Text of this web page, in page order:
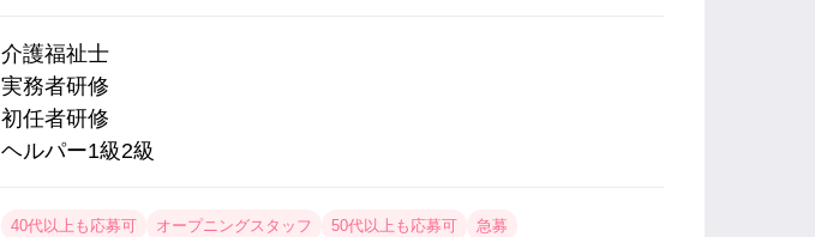
介護福祉士
実務者研修
初任者研修
ヘルパー1級2級
40代以上も応募可 オープニングスタッフ 50代以上も応募可
急募